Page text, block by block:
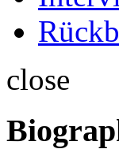
close